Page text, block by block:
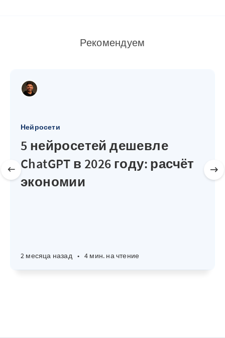
Рекомендуем
Нейросети
5 нейросетей дешевле
ChatGPT в 2026 году: расчёт
экономии
2 месяца назад • 4 мин. на чтение